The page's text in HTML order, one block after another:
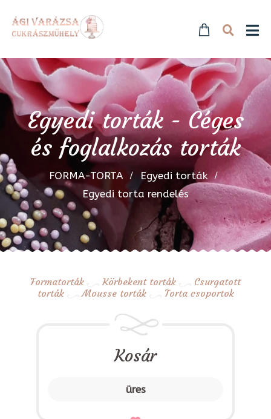
Egyedi torták - Céges
és foglalkozás torták
FORMA-TORTA
Egyedi torták
Egyedi torta rendelés
Formatorták Körbekent torták
Csurgatott
torták
Mousse torták Torta csoportok
Kosár
üres